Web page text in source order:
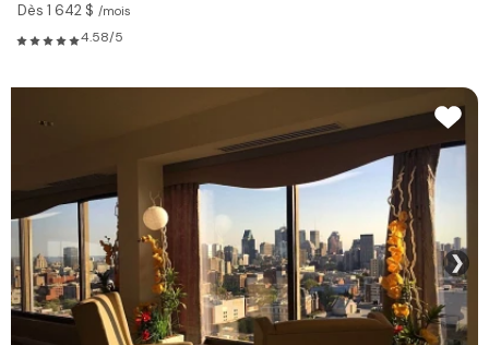
Dès 1 642 $ /mois
4.58/5
❯